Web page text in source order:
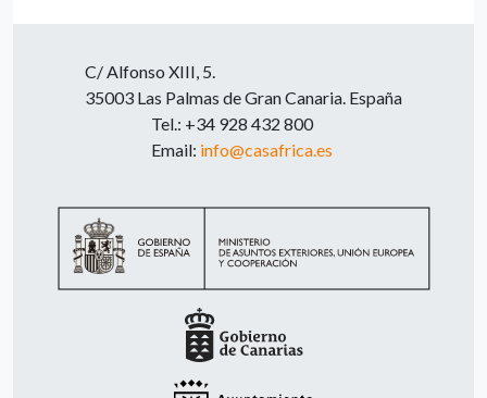
C/ Alfonso XIII, 5.
35003 Las Palmas de Gran Canaria. España
Tel.: +34 928 432 800
Email: info@casafrica.es